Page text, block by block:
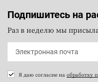
Подпишитесь на
Раз в неделю мы
Я даю согласие на обработку